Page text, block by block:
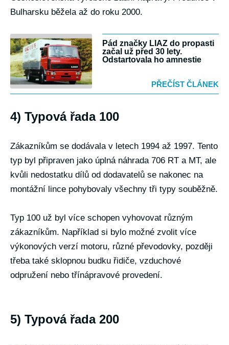
Bulharsku běžela až do roku 2000.
Pád značky LIAZ do propasti
začal už před 30 lety.
Odstartovala ho amnestie
PŘEČÍST ČLÁNEK
4) Typová řada 100
Zákazníkům se dodávala v letech 1994 až 1997. Tento
typ byl připraven jako úplná náhrada 706 RT a MT, ale
kvůli nedostatku dílů od dodavatelů se nakonec na
montážní lince pohybovaly všechny tři typy souběžně.
Typ 100 už byl více schopen vyhovovat různým
zákazníkům. Například si bylo možné zvolit více
výkonových verzí motoru, různé převodovky, později
třeba také sklopnou budku řidiče, vzduchové
odpružení nebo třínápravové provedení.
5) Typová řada 200